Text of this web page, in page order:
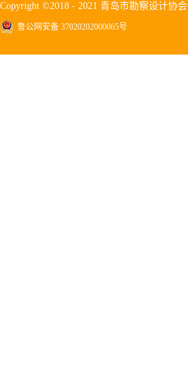
Copyright ©2018 - 2021 青岛市勘察设计协会
鲁公网安备 37020202000065号